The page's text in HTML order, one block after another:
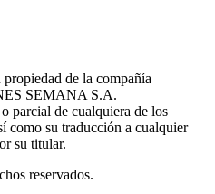
propiedad de la compañía
SEMANA S.A.
parcial de cualquiera de los
como su traducción a cualquier
su titular.
reservados.